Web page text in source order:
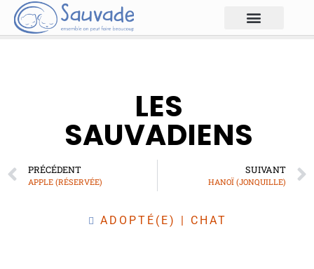
LES
SAUVADIENS
PRÉCÉDENT
APPLE (RÉSERVÉE)
SUIVANT
HANOÏ (JONQUILLE)
ADOPTÉ(E) | CHAT